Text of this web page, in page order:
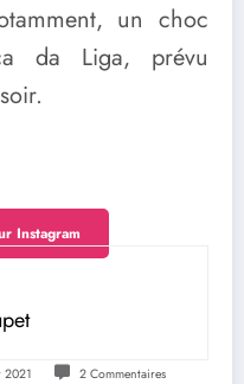
un choc
da Liga, prévu
Instagram
2021 2 Commentaires